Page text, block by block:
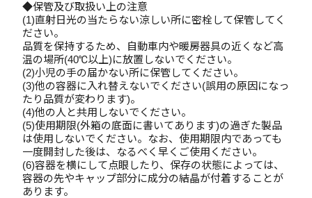
◆保管及び取扱い上の注意
(1)直射日光の当たらない涼しい所に密栓して保管してく
ださい。
品質を保持するため、自動車内や暖房器具の近くなど高
温の場所(40℃以上)に放置しないでください。
(2)小児の手の届かない所に保管してください。
(3)他の容器に入れ替えないでください(誤用の原因になっ
たり品質が変わります)。
(4)他の人と共用しないでください。
(5)使用期限(外箱の底面に書いてあります)の過ぎた製品
は使用しないでください。なお、使用期限内であっても
一度開封した後は、なるべく早くご使用ください。
(6)容器を横にして点眼したり、保存の状態によっては、
容器の先やキャップ部分に成分の結晶が付着することが
あります。